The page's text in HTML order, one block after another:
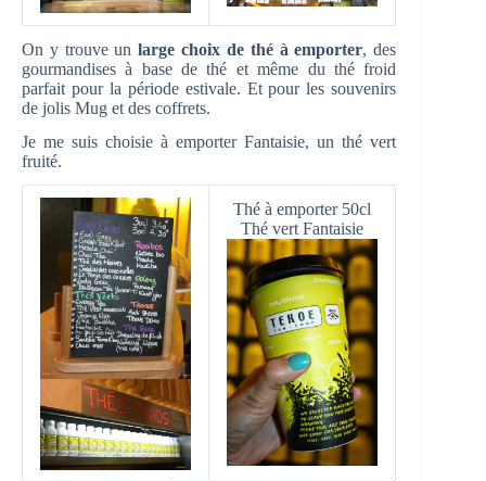
On y trouve unlarge choix de thé à emporter, des
gourmandises à base de thé et même du thé froid
parfait pour la période estivale. Et pour les souvenirs
de jolis Mug et des coffrets.
Je me suis choisie à emporter Fantaisie, un thé vert
fruité.
Thé à emporter 50cl
Thé vert Fantaisie